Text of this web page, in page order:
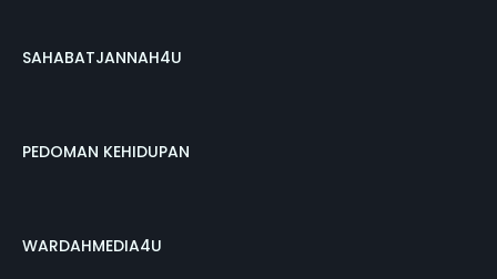
SAHABATJANNAH4U
PEDOMAN KEHIDUPAN
WARDAHMEDIA4U